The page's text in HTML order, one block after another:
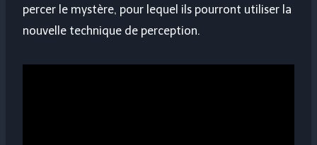
percer le mystère, pour lequel ils pourront utiliser la
nouvelle technique de perception.